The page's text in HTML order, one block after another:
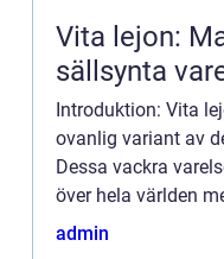
Vita lejon:
sällsynta
Introduktion: Vita
ovanlig variant av
Dessa vackra
över hela världen
deras mystiska
admin